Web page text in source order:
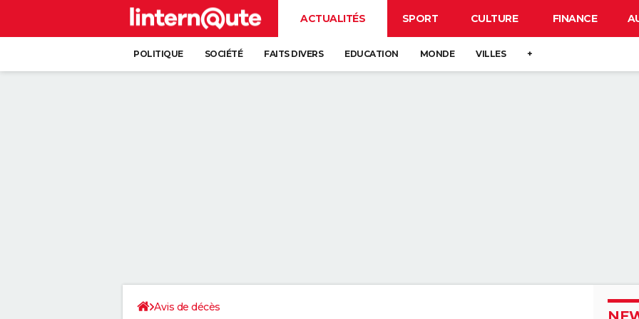
ACTUALITÉS SPORT CULTURE FINANCE
POLITIQUE SOCIÉTÉ FAITS DIVERS EDUCATION MONDE VILLES +
Avis de décès